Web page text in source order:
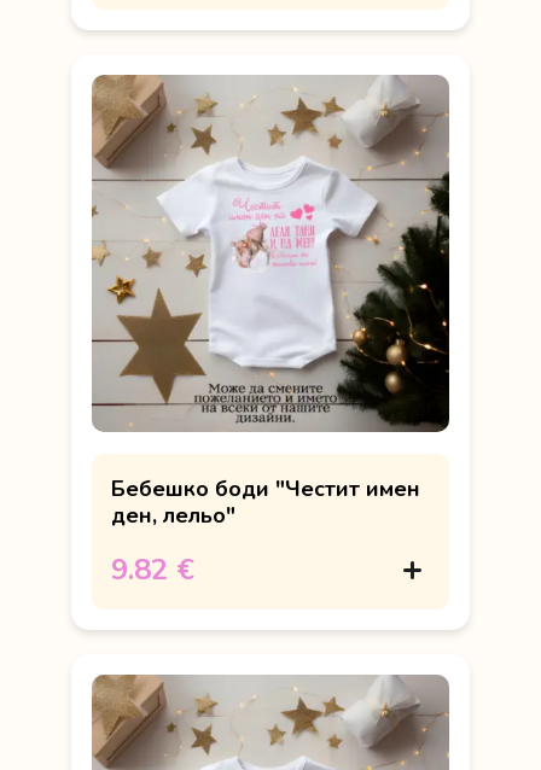
Бебешко боди "Честит имен
ден, лельо"
9.82 €